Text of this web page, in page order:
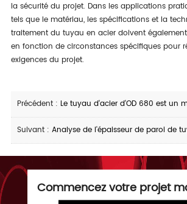
la sécurité du projet. Dans les applications
tels que le matériau, les spécifications et la
traitement du tuyau en acier doivent
en fonction de circonstances spécifiques pour
exigences du projet.
Précédent : Le tuyau d'acier d'OD 680 est un matériel de haute
Suivant : Analyse de l'épaisseur de paroi de tuyau en acier commun
Commencez votre projet